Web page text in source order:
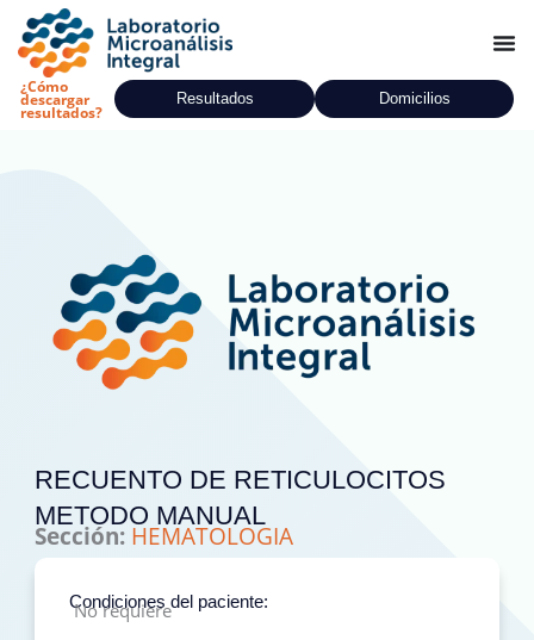
contenido
¿Cómo
descargar
resultados?
Resultados Domicilios
RECUENTO DE RETICULOCITOS
METODO MANUAL
Sección: HEMATOLOGIA
Condiciones del paciente:
No requiere